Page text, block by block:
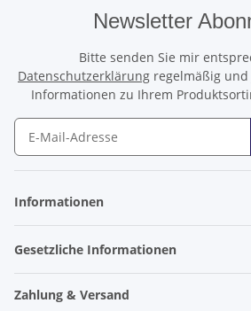
Newsletter
Bitte senden Sie mir
Datenschutzerklärung regelmäßig
Informationen zu Ihrem
Informationen
Gesetzliche Informationen
Zahlung & Versand